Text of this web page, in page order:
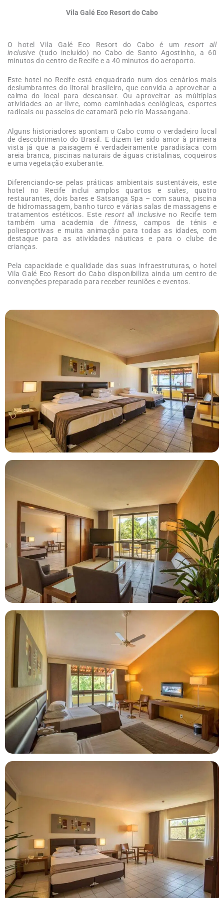
Vila Galé Eco Resort do Cabo
O hotel Vila Galé Eco Resort do Cabo é umresort all
inclusive (tudo incluído) no Cabo de Santo Agostinho, a 60
minutos do centro de Recife e a 40 minutos do aeroporto.
Este hotel no Recife está enquadrado num dos cenários mais
deslumbrantes do litoral brasileiro, que convida a aproveitar a
calma do local para descansar. Ou aproveitar as múltiplas
atividades ao ar-livre, como caminhadas ecológicas, esportes
radicais ou passeios de catamarã pelo rio Massangana.
Alguns historiadores apontam o Cabo como o verdadeiro local
de descobrimento do Brasil. E dizem ter sido amor à primeira
vista já que a paisagem é verdadeiramente paradisíaca com
areia branca, piscinas naturais de águas cristalinas, coqueiros
e uma vegetação exuberante.
Diferenciando-se pelas práticas ambientais sustentáveis, este
hotel no Recife inclui amplos quartos esuítes, quatro
restaurantes, dois bares e Satsanga Spa – com sauna, piscina
de hidromassagem, banho turco e várias salas de massagens e
tratamentos estéticos. Este resort all inclusiveno Recife tem
também uma academia de fitness, campos de ténis e
poliesportivas e muita animação para todas as idades, com
destaque para as atividades náuticas e para o clube de
crianças.
Pela capacidade e qualidade das suas infraestruturas, o hotel
Vila Galé Eco Resort do Cabo disponibiliza ainda um centro de
convenções preparado para receber reuniões e eventos.